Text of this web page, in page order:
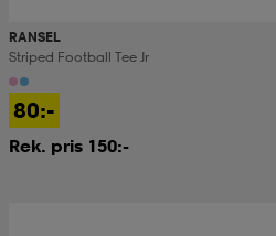
RANSEL
Striped Football Tee Jr
80:-
Rek. pris 150:-